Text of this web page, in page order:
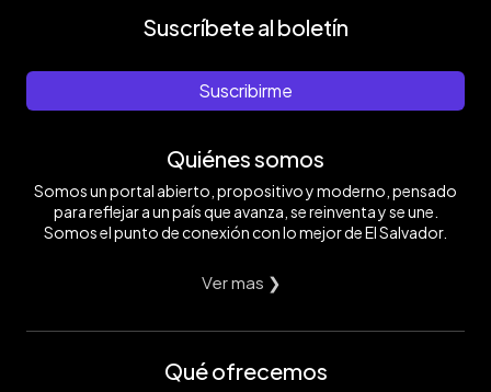
Suscríbete al boletín
Suscribirme
Quiénes somos
Somos un portal abierto, propositivo y moderno, pensado
para reflejar a un país que avanza, se reinventa y se une.
Somos el punto de conexión con lo mejor de El Salvador.
Ver mas ❯
Qué ofrecemos